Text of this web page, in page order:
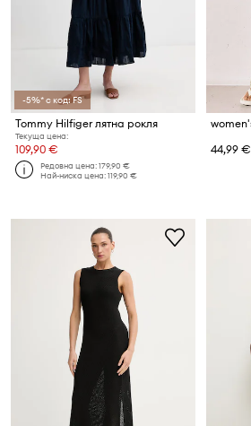
-5%* с код: FS
Tommy Hilfiger лятна рокля
Текуща цена:
109,90 €
Редовна цена:179,90 €
Най-ниска цена:119,90 €
44,99 €